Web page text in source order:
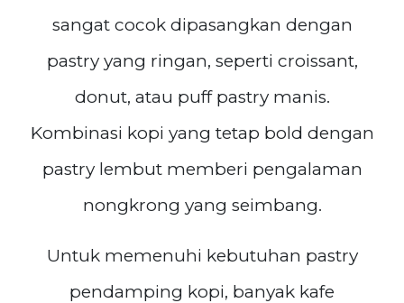
sangat cocok dipasangkan dengan
pastry yang ringan, seperti croissant,
donut, atau puff pastry manis.
Kombinasi kopi yang tetap bold dengan
pastry lembut memberi pengalaman
nongkrong yang seimbang.
Untuk memenuhi kebutuhan pastry
pendamping kopi, banyak kafe